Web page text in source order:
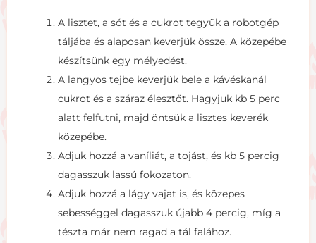
A lisztet, a sót és a cukrot tegyük a robotgép
táljába és alaposan keverjük össze. A közepébe
készítsünk egy mélyedést.
A langyos tejbe keverjük bele a kávéskanál
cukrot és a száraz élesztőt. Hagyjuk kb 5 perc
alatt felfutni, majd öntsük a lisztes keverék
közepébe.
Adjuk hozzá a vaníliát, a tojást, és kb 5 percig
dagasszuk lassú fokozaton.
Adjuk hozzá a lágy vajat is, és közepes
sebességgel dagasszuk újabb 4 percig, míg a
tészta már nem ragad a tál falához.